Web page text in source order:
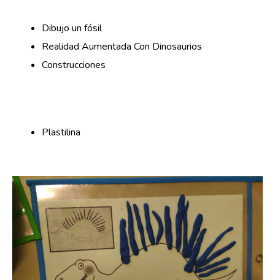
Dibujo un fósil
Realidad Aumentada Con Dinosaurios
Construcciones
Plastilina